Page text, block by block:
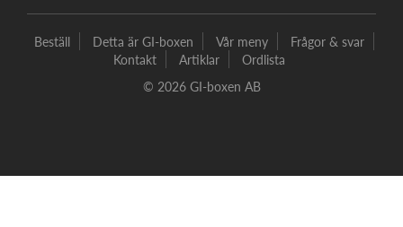
Beställ Detta är GI-boxen Vår meny
Frågor & svar
Kontakt
Artiklar
Ordlista
© 2026 GI-boxen AB